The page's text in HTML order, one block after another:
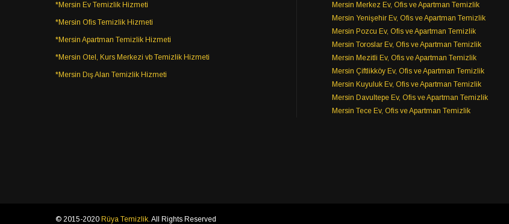
*Mersin Ev Temizlik Hizmeti
*Mersin Ofis Temizlik Hizmeti
*Mersin Apartman Temizlik Hizmeti
*Mersin Otel, Kurs Merkezi vb Temizlik Hizmeti
*Mersin Dış Alan Temizlik Hizmeti
Mersin Merkez Ev, Ofis ve Apartman Temizlik
Mersin Yenişehir Ev, Ofis ve Apartman Temizlik
Mersin Pozcu Ev, Ofis ve Apartman Temizlik
Mersin Toroslar Ev, Ofis ve Apartman Temizlik
Mersin Mezitli Ev, Ofis ve Apartman Temizlik
Mersin Çiftlikköy Ev, Ofis ve Apartman Temizlik
Mersin Kuyuluk Ev, Ofis ve Apartman Temizlik
Mersin Davultepe Ev, Ofis ve Apartman Temizlik
Mersin Tece Ev, Ofis ve Apartman Temizlik
© 2015-2020 Rüya Temizlik. All Rights Reserved